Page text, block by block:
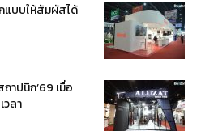
แบบให้สัมผัสได้
าปนิก’69 เมื่อ
วลา